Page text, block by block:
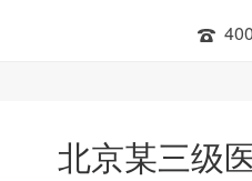
北京某三级